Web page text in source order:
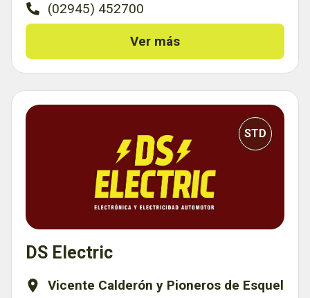
(02945) 452700
Ver más
STD
DS Electric
Vicente Calderón y Pioneros de Esquel